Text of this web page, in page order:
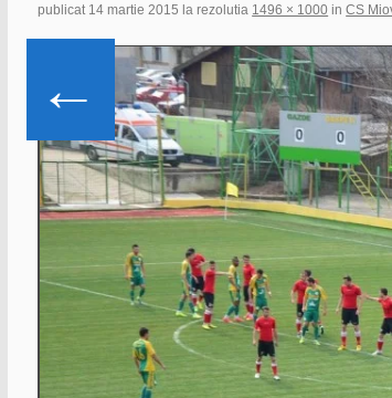
publicat 14 martie 2015 la rezolutia 1496 × 1000 inCS
←